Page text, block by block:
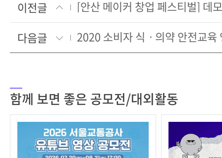
이전글
다음글
함께 보면 좋은 공모전/대외활동